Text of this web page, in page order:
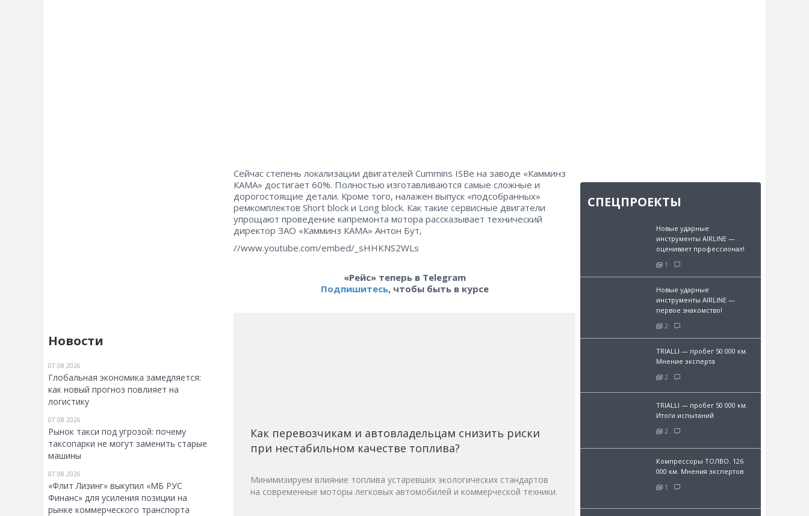
Новости
07.08.2026
Глобальная экономика замедляется:
как новый прогноз повлияет на
логистику
07.08.2026
Рынок такси под угрозой: почему
таксопарки не могут заменить старые
машины
07.08.2026
«Флит Лизинг» выкупил «МБ РУС
Финанс» для усиления позиции на
рынке коммерческого транспорта
Сейчас степень локализации двигателей Cummins ISBe на заводе «Камминз
КАМА» достигает 60%. Полностью изготавливаются самые сложные и
дорогостоящие детали. Кроме того, налажен выпуск «подсобранных»
ремкомплектов Short block и Long block. Как такие сервисные двигатели
упрощают проведение капремонта мотора рассказывает технический
директор ЗАО «Камминз КАМА» Антон Бут,
//www.youtube.com/embed/_sHHKNS2WLs
«Рейс» теперь в Telegram
Подпишитесь, чтобы быть в курсе
Как перевозчикам и автовладельцам снизить риски
при нестабильном качестве топлива?
Минимизируем влияние топлива устаревших экологических стандартов
на современные моторы легковых автомобилей и коммерческой техники.
СПЕЦПРОЕКТЫ
Новые ударные
инструменты AIRLINE —
оценивает профессионал!
1
Новые ударные
инструменты AIRLINE —
первое знакомство!
2
TRIALLI — пробег 50 000 км.
Мнение эксперта
2
TRIALLI — пробег 50 000 км.
Итоги испытаний
2
Компрессоры ТОЛВО. 126
000 км. Мнения экспертов
1